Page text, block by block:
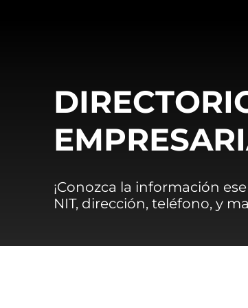
¡Conozca la información
NIT, dirección, teléfono, y